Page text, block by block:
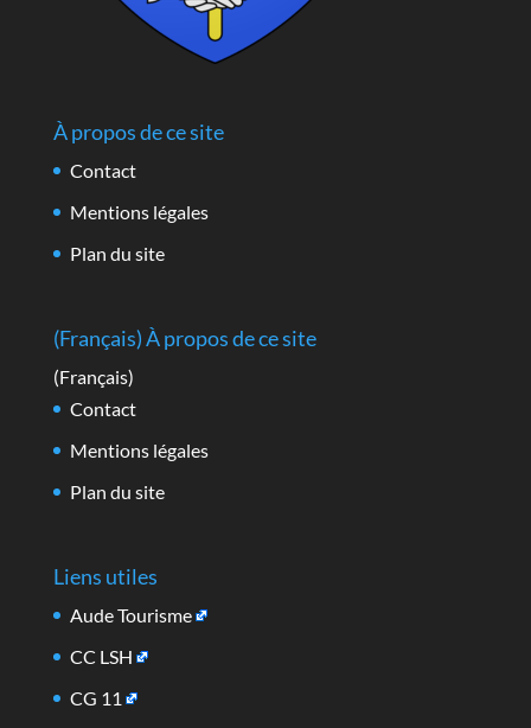
À propos de ce site
Contact
Mentions légales
Plan du site
(Français) À propos de ce site
(Français)
Contact
Mentions légales
Plan du site
Liens utiles
Aude Tourisme
CC LSH
CG 11